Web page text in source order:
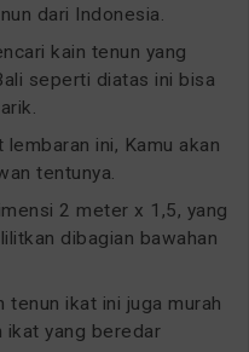
dari Indonesia.
kain tenun yang
seperti diatas ini bisa
ini, Kamu akan
tentunya.
2 meter x 1,5, yang
dibagian bawahan
tenun ikat ini juga murah
ikat yang beredar